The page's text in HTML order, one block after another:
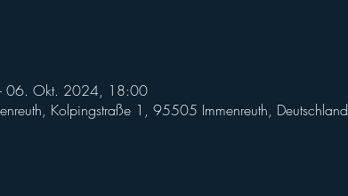
06. Okt. 2024, 18:00
Kolpingstraße 1, 95505 Immenreuth, Deutschland